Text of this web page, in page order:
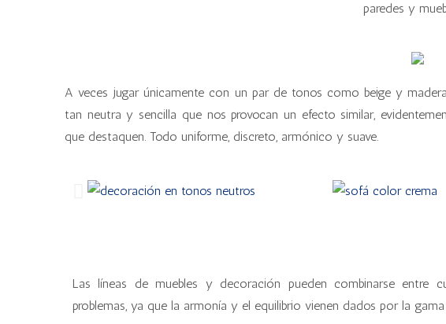
paredes y
A veces jugar únicamente con un par de tonos como beige y
tan neutra y sencilla que nos provocan un efecto similar,
que destaquen. Todo uniforme, discreto, armónico y suave.
Las líneas de muebles y decoración pueden combinarse entre
problemas, ya que la armonía y el equilibrio vienen dados por la